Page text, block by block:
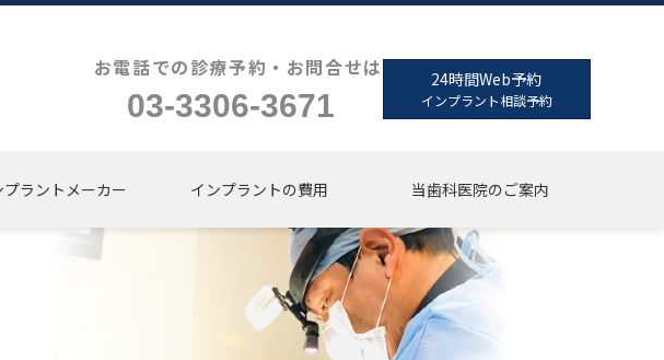
お電話での診療予約・お問合せは
03-3306-3671
24時間Web予約
インプラント相談予約
プラントメーカー インプラントの費用 当歯科医院のご案内